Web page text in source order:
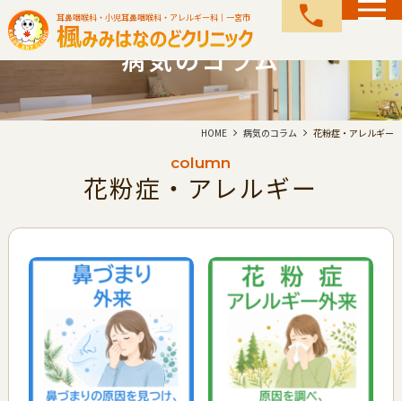
耳鼻咽喉科・小児耳鼻咽喉科・アレルギー科｜一宮市 call
病気のコラム
HOME 病気のコラム 花粉症・アレルギー
column
花粉症・アレルギー